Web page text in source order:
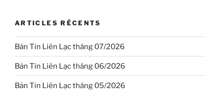
ARTICLES RÉCENTS
Bản Tin Liên Lạc tháng 07/2026
Bản Tin Liên Lạc tháng 06/2026
Bản Tin Liên Lạc tháng 05/2026